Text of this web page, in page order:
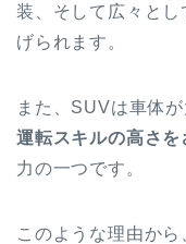
装、そして広々と
げられます。
また、SUVは車体
運転スキルの高さ
力の一つです。
このような理由から